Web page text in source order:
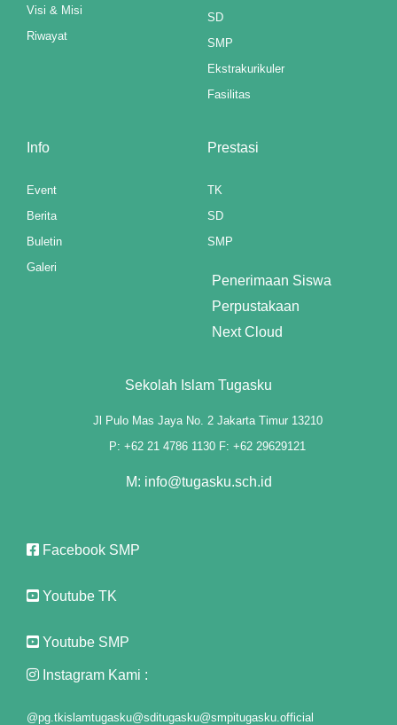
Visi & Misi
Riwayat
SD
SMP
Ekstrakurikuler
Fasilitas
Info
Event
Berita
Buletin
Galeri
Prestasi
TK
SD
SMP
Penerimaan Siswa
Perpustakaan
Next Cloud
Sekolah Islam Tugasku
Jl Pulo Mas Jaya No. 2 Jakarta Timur 13210
P: +62 21 4786 1130 F: +62 29629121
M: info@tugasku.sch.id
Facebook SMP
Youtube TK
Youtube SMP
Instagram Kami :
@pg.tkislamtugasku@sditugasku@smpitugasku.official